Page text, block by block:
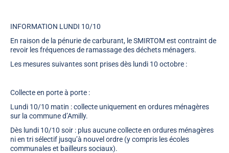
INFORMATION LUNDI 10/10
En raison de la pénurie de carburant, le SMIRTOM est contraint de
revoir les fréquences de ramassage des déchets ménagers.
Les mesures suivantes sont prises dès lundi 10 octobre :
Collecte en porte à porte :
Lundi 10/10 matin : collecte uniquement en ordures ménagères
sur la commune d’Amilly.
Dès lundi 10/10 soir : plus aucune collecte en ordures ménagères
ni en tri sélectif jusqu’à nouvel ordre (y compris les écoles
communales et bailleurs sociaux).